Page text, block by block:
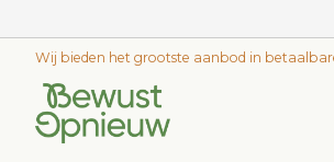
Wij bieden het grootste aanbod in